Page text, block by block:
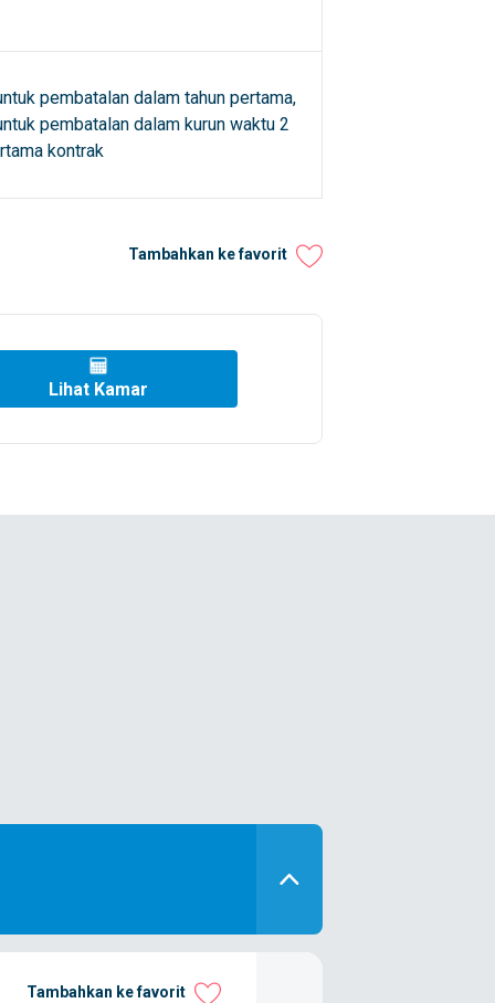
pembatalan dalam tahun pertama,
pembatalan dalam kurun waktu 2
kontrak
Tambahkan ke favorit
Lihat Kamar
Tambahkan ke favorit